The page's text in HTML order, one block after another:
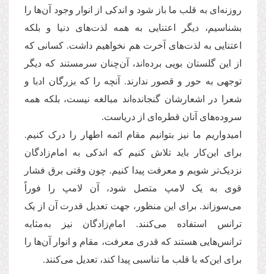
روزنه‌ای به قلب ما باز شود و اندکی از انوار وجود آن‌ها را
بشناسیم، دیگر اعتنایی به همه لذت‌های دنیا و بلکه
اعتنایی به لذت‌های آخرت هم نخواهیم داشت. کسانی که
از این گلستان بویی برده‌اند، آن‌چنان سرمستند که دیگر
توجهی به حور و قصور ندارند. آنچه را که بزرگان ادبا و
شعرا در اشعارشان ‌گنجانده‌اند مبالغه نیست، بلکه همه
سروده‌های آنان قطره‌ای از دریاست.
امیدواریم ما نیز بتوانیم مقام ائمه اطهار را درک کنیم.
برای این‌کار باید تلاش کنیم که اندکی به امام‌زادگان
نزدیک‌تر شویم و معرفت پیدا کنیم. چون وقتی برق فشار
قوی به یک لامپ متصل شود، آن لامپ را فوراً
می‌سوزاند. برای این منظور، جهت تعدیل قدرت آن از یک
ترانس استفاده می‌کنند. امام‌زادگان نیز به‌مثابه
ترانس‌هایی هستند که قدری معرفت، مقام و انوار آن‌ها را
برای این‌که با قلب ما تناسبی پیدا کند، تعدیل می‌کنند.